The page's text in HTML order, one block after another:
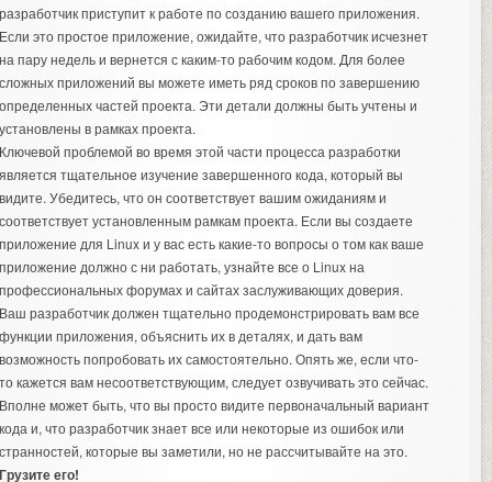
приступит к работе по созданию вашего приложения.
это простое приложение, ожидайте, что разработчик исчезнет
пару недель и вернется с каким-то рабочим кодом. Для более
приложений вы можете иметь ряд сроков по завершению
частей проекта. Эти детали должны быть учтены и
в рамках проекта.
проблемой во время этой части процесса разработки
тщательное изучение завершенного кода, который вы
Убедитесь, что он соответствует вашим ожиданиям и
установленным рамкам проекта. Если вы создаете
для Linux и у вас есть какие-то вопросы о том как ваше
должно с ни работать, узнайте все о Linuxна
форумах и сайтах заслуживающих доверия.
разработчик должен тщательно продемонстрировать вам все
приложения, объяснить их в деталях, и дать вам
попробовать их самостоятельно. Опять же, если что-
кажется вам несоответствующим, следует озвучивать это сейчас.
может быть, что вы просто видите первоначальный вариант
и, что разработчик знает все или некоторые из ошибок или
которые вы заметили, но не рассчитывайте на это.
его!